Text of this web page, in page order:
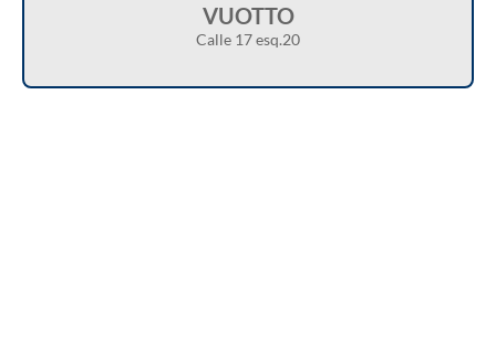
VUOTTO
Calle 17 esq.20